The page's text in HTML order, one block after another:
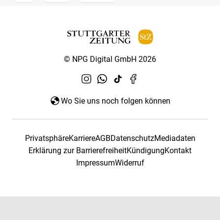
© NPG Digital GmbH 2026
Wo Sie uns noch folgen können
PrivatsphäreKarriereAGBDatenschutzMediadaten
Erklärung zur BarrierefreiheitKündigungKontakt
ImpressumWiderruf